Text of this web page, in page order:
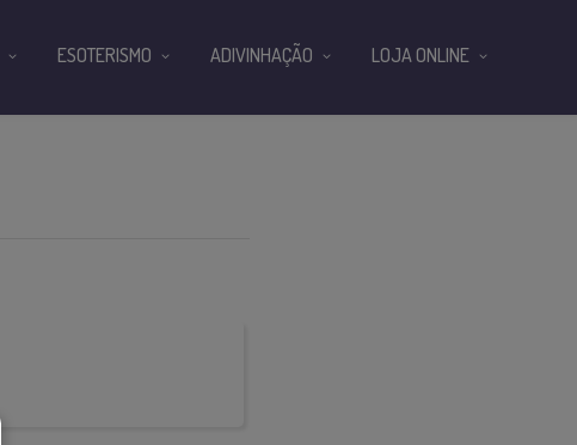
ESOTERISMO ADIVINHAÇÃO LOJA ONLINE